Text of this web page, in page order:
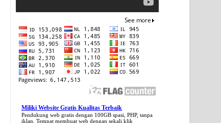
Miliki Website Gratis Kualitas Terbaik
Pendukung web gratis dengan 100GB spasi, PHP, tanpa
iklan. Tempat membuat web dengan sekali klik